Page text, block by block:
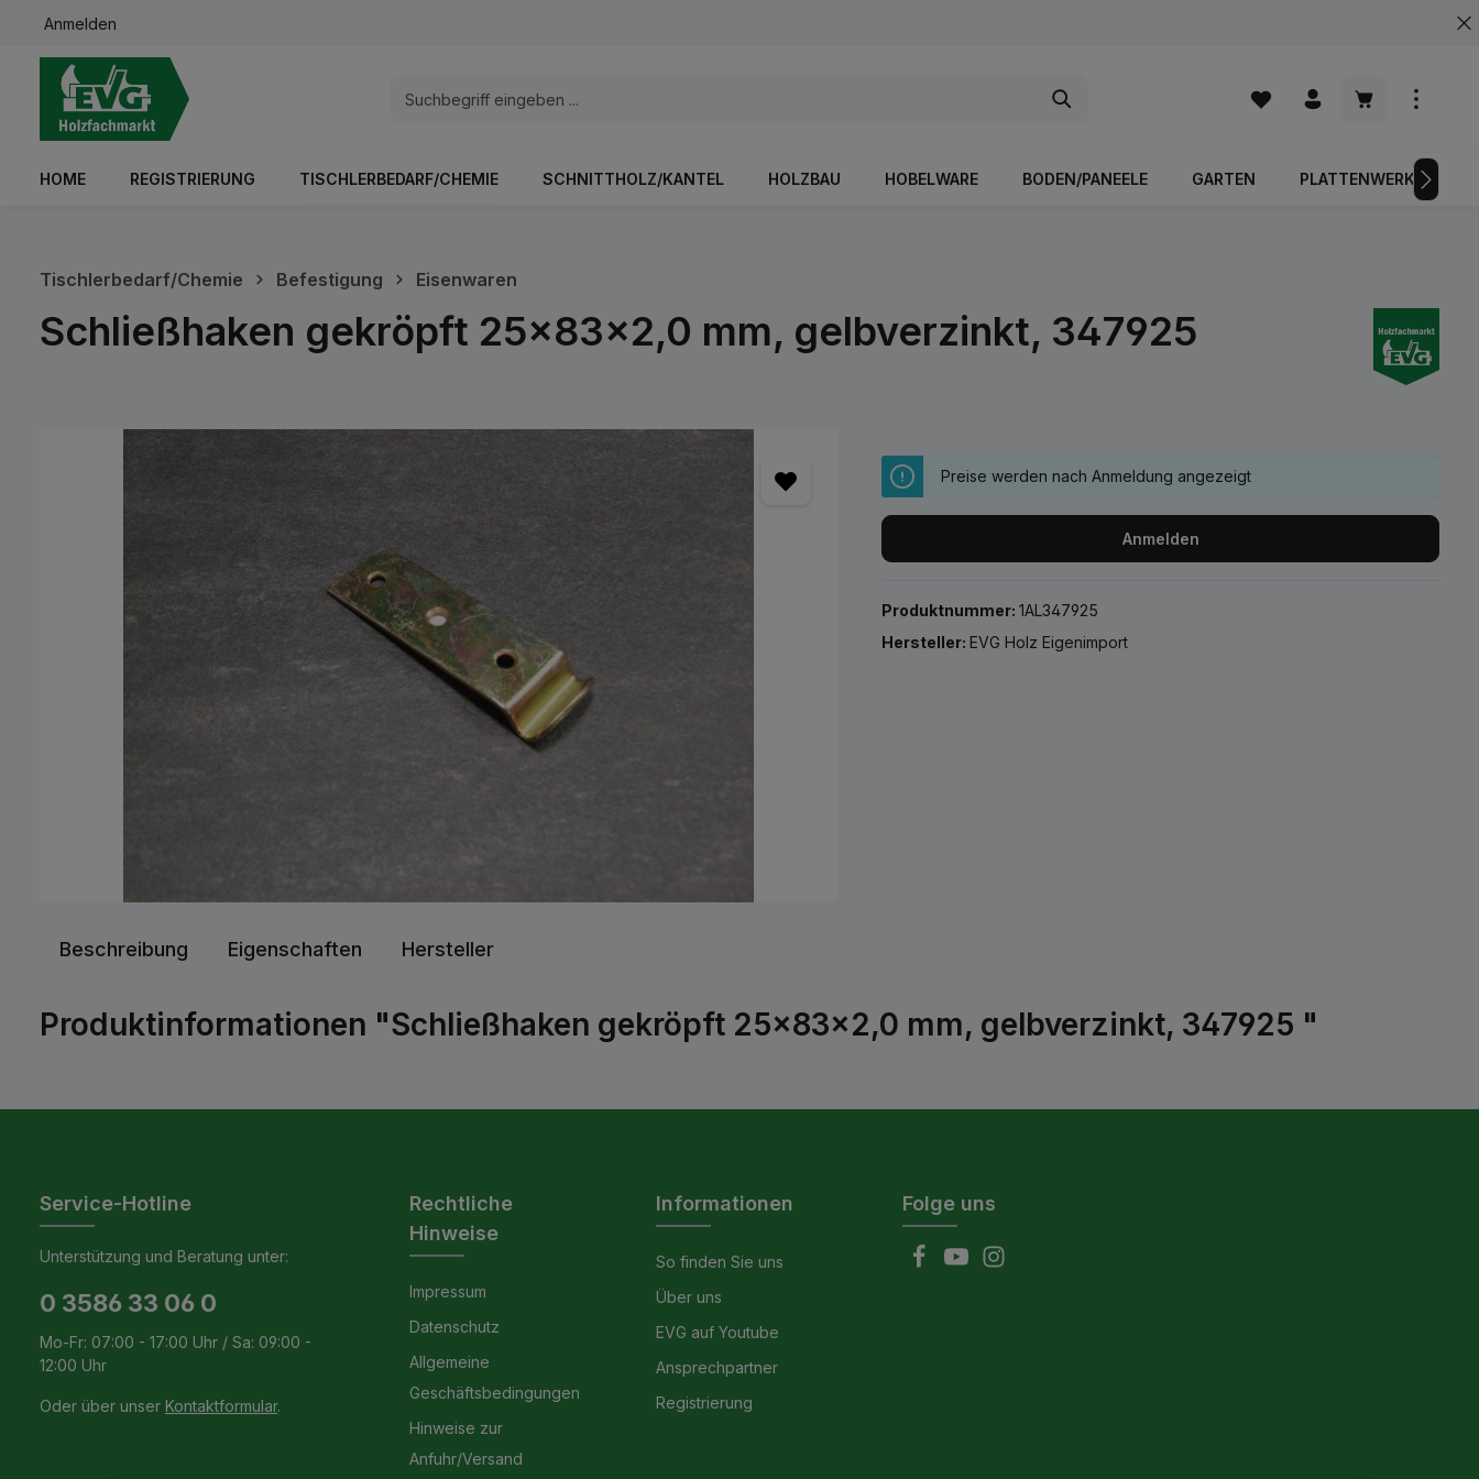
Zur Hauptnavigation springen
Anmelden
Warenkorb
HOME REGISTRIERUNG TISCHLERBEDARF/CHEMIE SCHNITTHOLZ/KANTEL HOLZBAU HOBELWARE BODEN/PANEELE GARTEN PLATTENWERKSTOFFE
Tischlerbedarf/Chemie Befestigung Eisenwaren
Schließhaken gekröpft 25x83x2,0 mm, gelbverzinkt, 347925
Bildergalerie überspringen
Preise werden nach Anmeldung angezeigt
Anmelden
Produktnummer:1AL347925
Hersteller:EVG Holz Eigenimport
Beschreibung Eigenschaften Hersteller
Produktinformationen "Schließhaken gekröpft 25x83x2,0 mm, gelbverzinkt, 347925 "
Service-Hotline
Unterstützung und Beratung unter:
0 3586 33 06 0
Mo-Fr: 07:00 - 17:00 Uhr / Sa: 09:00 -
12:00 Uhr
Oder über unser Kontaktformular.
Rechtliche
Hinweise
Impressum
Datenschutz
Allgemeine
Geschäftsbedingungen
Hinweise zur
Anfuhr/Versand
Informationen
So finden Sie uns
Über uns
EVG auf Youtube
Ansprechpartner
Registrierung
Folge uns